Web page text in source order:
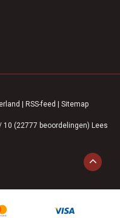
RSS-feed Sitemap
10 (22777 beoordelingen) Lees